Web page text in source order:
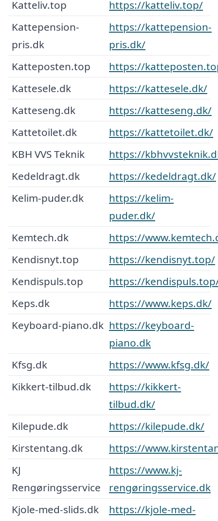
Katteliv.top
https://katteliv.top/
Kattepension-
pris.dk
https://kattepension-
pris.dk/
Katteposten.top
https://
Kattesele.dk
https://kattesele.dk/
Katteseng.dk
https://katteseng.dk/
Kattetoilet.dk
https://kattetoilet.dk/
KBH VVS Teknik
https://
Kedeldragt.dk
https://kedeldragt.dk/
Kelim-puder.dk
https://kelim-
puder.dk/
Kemtech.dk
https://
Kendisnyt.top
https://kendisnyt.top/
Kendispuls.top
https://
Keps.dk
https://www.keps.dk/
Keyboard-piano.dk https://keyboard-
piano.dk
Kfsg.dk
https://www.kfsg.dk/
Kikkert-tilbud.dk
https://kikkert-
tilbud.dk/
Kilepude.dk
https://kilepude.dk/
Kirstentang.dk
https://
KJ
Rengøringsservice
https://www.kj-
rengøringsservice.dk
Kjole-med-slids.dk
https://kjole-med-